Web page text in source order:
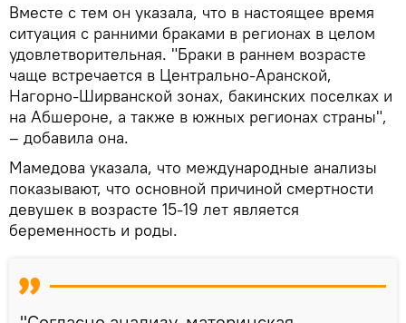
Вместе с тем он указала, что в настоящее время
ситуация с ранними браками в регионах в целом
удовлетворительная. "Браки в раннем возрасте
чаще встречается в Центрально-Аранской,
Нагорно-Ширванской зонах, бакинских поселках и
на Абшероне, а также в южных регионах страны",
– добавила она.
Мамедова указала, что международные анализы
показывают, что основной причиной смертности
девушек в возрасте 15-19 лет является
беременность и роды.